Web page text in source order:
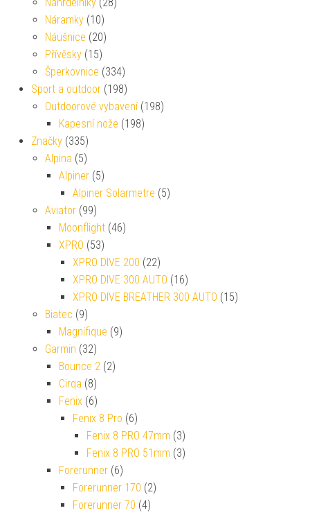
Náramky (10)
Náušnice (20)
Přívěsky (15)
Šperkovnice (334)
Sport a outdoor (198)
Outdoorové vybavení (198)
Kapesní nože (198)
Značky (335)
Alpina (5)
Alpiner (5)
Alpiner Solarmetre (5)
Aviator (99)
Moonflight (46)
XPRO (53)
XPRO DIVE 200 (22)
XPRO DIVE 300 AUTO (16)
XPRO DIVE BREATHER 300 AUTO (15)
Biatec (9)
Magnifique (9)
Garmin (32)
Bounce 2 (2)
Cirqa (8)
Fenix (6)
Fenix 8 Pro (6)
Fenix 8 PRO 47mm (3)
Fenix 8 PRO 51mm (3)
Forerunner (6)
Forerunner 170 (2)
Forerunner 70 (4)